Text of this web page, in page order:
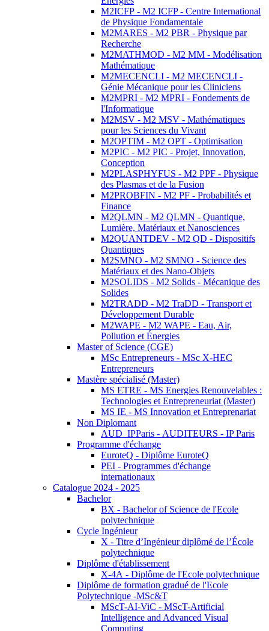
M2ICFP - M2 ICFP - Centre International
de Physique Fondamentale
M2MARES - M2 PBR - Physique par
Recherche
M2MATHMOD - M2 MM - Modélisation
Mathématique
M2MECENCLI - M2 MECENCLI -
Génie Mécanique pour les Cliniciens
M2MPRI - M2 MPRI - Fondements de
l'Informatique
M2MSV - M2 MSV - Mathématiques
pour les Sciences du Vivant
M2OPTIM - M2 OPT - Optimisation
M2PIC - M2 PIC - Projet, Innovation,
Conception
M2PLASPHYFUS - M2 PPF - Physique
des Plasmas et de la Fusion
M2PROBFIN - M2 PF - Probabilités et
Finance
M2QLMN - M2 QLMN - Quantique,
Lumière, Matériaux et Nanosciences
M2QUANTDEV - M2 QD - Dispositifs
Quantiques
M2SMNO - M2 SMNO - Science des
Matériaux et des Nano-Objets
M2SOLIDS - M2 Solids - Mécanique des
Solides
M2TRADD - M2 TraDD - Transport et
Développement Durable
M2WAPE - M2 WAPE - Eau, Air,
Pollution et Énergies
Master of Science (CGE)
MSc Entrepreneurs - MSc X-HEC
Entrepreneurs
Mastère spécialisé (Master)
MS ETRE - MS Energies Renouvelables :
Technologies et Entrepreneuriat (Master)
MS IE - MS Innovation et Entreprenariat
Non Diplomant
AUD_IPParis - AUDITEURS - IP Paris
Programme d'échange
EuroteQ - Diplôme EuroteQ
PEI - Programmes d'échange
internationaux
Catalogue 2024 - 2025
Bachelor
BX - Bachelor of Science de l'Ecole
polytechnique
Cycle Ingénieur
X - Titre d’Ingénieur diplômé de l’École
polytechnique
Diplôme d'établissement
X-4A - Diplôme de l'Ecole polytechnique
Diplôme de formation gradué de l'Ecole
Polytechnique -MSc&T
MScT-AI-ViC - MScT-Artificial
Intelligence and Advanced Visual
Computing